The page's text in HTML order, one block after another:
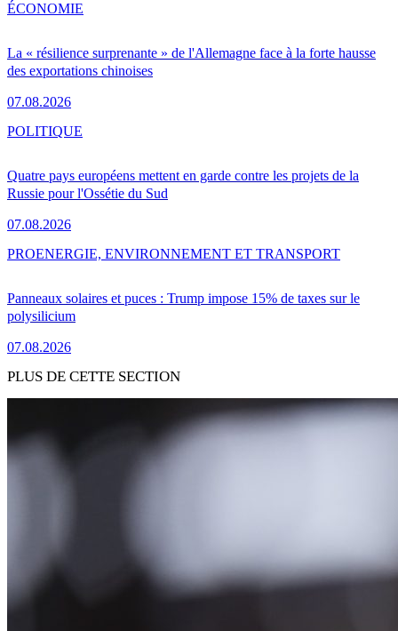
La « résilience surprenante » de l'Allemagne face à la forte hausse
des exportations chinoises
07.08.2026
ÉCONOMIE
Quatre pays européens mettent en garde contre les projets de la
Russie pour l'Ossétie du Sud
07.08.2026
POLITIQUE
Panneaux solaires et puces : Trump impose 15% de taxes sur le
polysilicium
07.08.2026
PROENERGIE, ENVIRONNEMENT ET TRANSPORT
PLUS DE CETTE SECTION